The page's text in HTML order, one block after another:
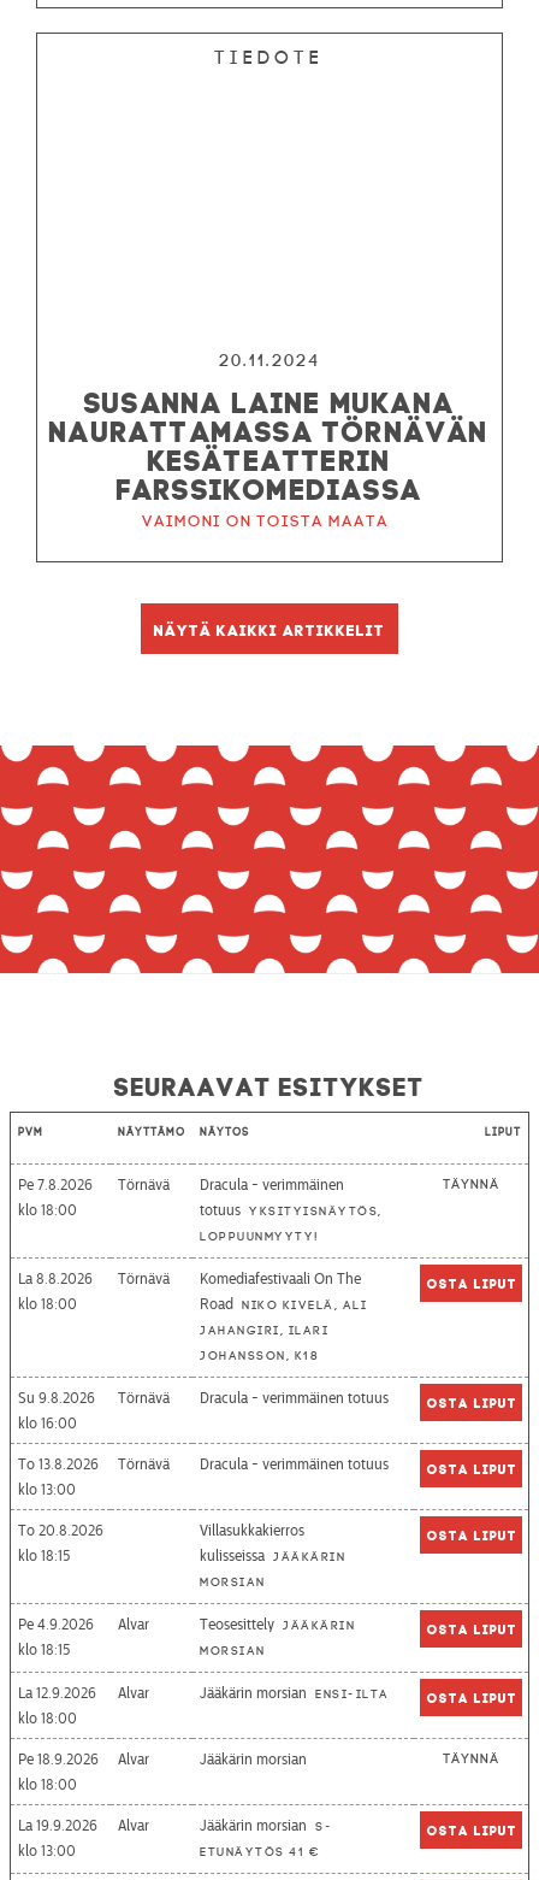
Tiedote
20.11.2024
SUSANNA LAINE MUKANA
NAURATTAMASSA TÖRNÄVÄN
KESÄTEATTERIN
FARSSIKOMEDIASSA
Vaimoni on toista maata
Näytä kaikki artikkelit
Seuraavat esitykset
Pvm Näyttämö Näytös Liput
Pe 7.8.2026
18:00
Törnävä
Dracula - verimmäinen
totuus Yksityisnäytös,
loppuunmyyty!
Täynnä
La 8.8.2026
18:00
Törnävä
Komediafestivaali On The
Road
Niko Kivelä, Ali
Jahangiri, Ilari
Johansson, K18
Osta liput
Su 9.8.2026
16:00
Törnävä Dracula - verimmäinen totuus Osta liput
To 13.8.2026
13:00
Törnävä Dracula - verimmäinen totuus Osta liput
To 20.8.2026
18:15
Villasukkakierros
kulisseissa Jääkärin
morsian
Osta liput
Pe 4.9.2026
18:15
Alvar Teosesittely Jääkärin
morsian
Osta liput
La 12.9.2026
18:00
Alvar Jääkärin morsian Ensi-ilta Osta liput
Pe 18.9.2026
18:00
Alvar Jääkärin morsian Täynnä
La 19.9.2026
13:00
Alvar Jääkärin morsian
S-
etunäytös 41 €
Osta liput